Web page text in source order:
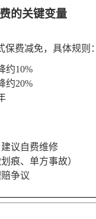
的关键变量
费减免，具体规则：
约10%
约20%
建议自费维修
痕、单方事故）
争议